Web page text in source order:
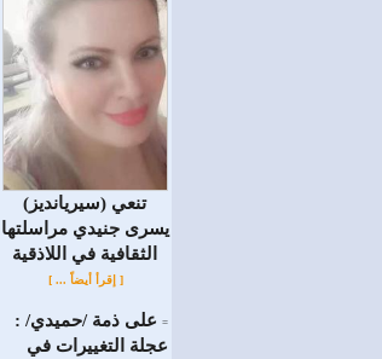
(سيريانديز) تنعي
يسرى جنيدي مراسلتها
الثقافية في اللاذقية
[ إقرأ أيضاً ... ]
= على ذمة /حميدي/ :
عجلة التغييرات في